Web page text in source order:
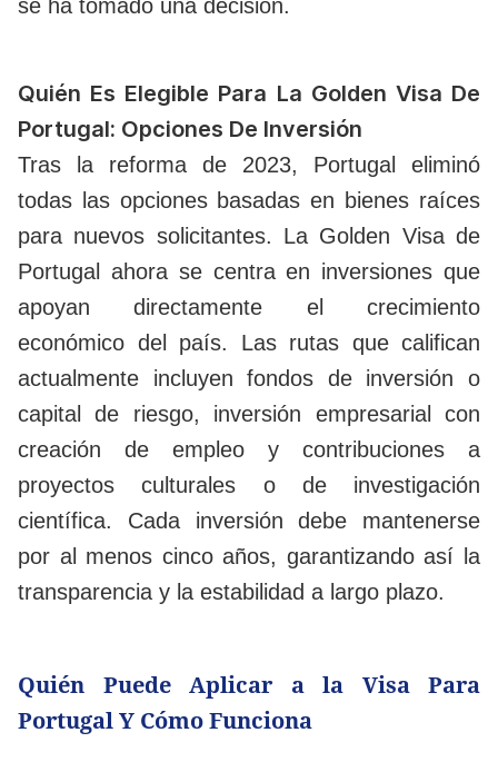
se ha tomado una decisión.
Quién Es Elegible Para La Golden Visa De
Portugal: Opciones De Inversión
Tras la reforma de 2023, Portugal eliminó
todas las opciones basadas en bienes raíces
para nuevos solicitantes. La Golden Visa de
Portugal ahora se centra en inversiones que
apoyan directamente el crecimiento
económico del país. Las rutas que califican
actualmente incluyen fondos de inversión o
capital de riesgo, inversión empresarial con
creación de empleo y contribuciones a
proyectos culturales o de investigación
científica. Cada inversión debe mantenerse
por al menos cinco años, garantizando así la
transparencia y la estabilidad a largo plazo.
Quién Puede Aplicar a la Visa Para
Portugal Y Cómo Funciona